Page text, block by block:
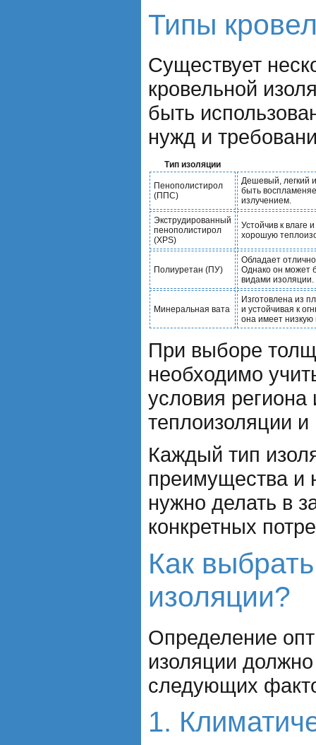
Типы
Существует
кровельной
быть
нужд и
Тип изоляции
Пенополистирол
(ППС)
Дешевый, легкий
быть
излучением.
Экструдированный
пенополистирол
(XPS)
Устойчив к влаге
хорошую
Полиуретан (ПУ)
Обладает
Однако он может
видами изоляции.
Минеральная вата
Изготовлена из
и устойчивая к
она имеет
При выборе
необходимо
условия региона
теплоизоляции
Каждый тип
преимущества и
нужно делать в
конкретных
Как
изоляции?
Определение
изоляции
следующих
1.